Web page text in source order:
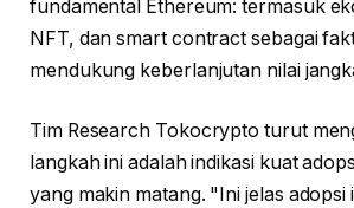
fundamental Ethereum: termasuk
NFT, dan smart contract sebagai
mendukung keberlanjutan nilai
Tim Research Tokocrypto turut
langkah ini adalah indikasi kuat
yang makin matang. "Ini jelas adopsi